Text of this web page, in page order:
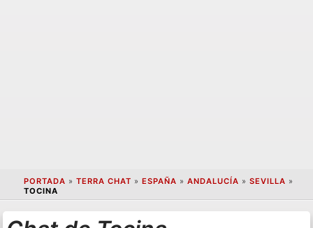
PORTADA » TERRA CHAT » ESPAÑA » ANDALUCÍA » SEVILLA »
TOCINA